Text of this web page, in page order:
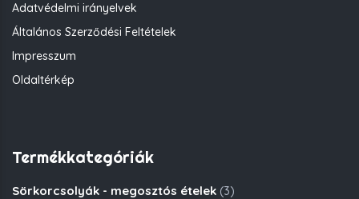
Adatvédelmi irányelvek
Általános Szerződési Feltételek
Impresszum
Oldaltérkép
Termékkategóriák
Sörkorcsolyák - megosztós ételek (3)